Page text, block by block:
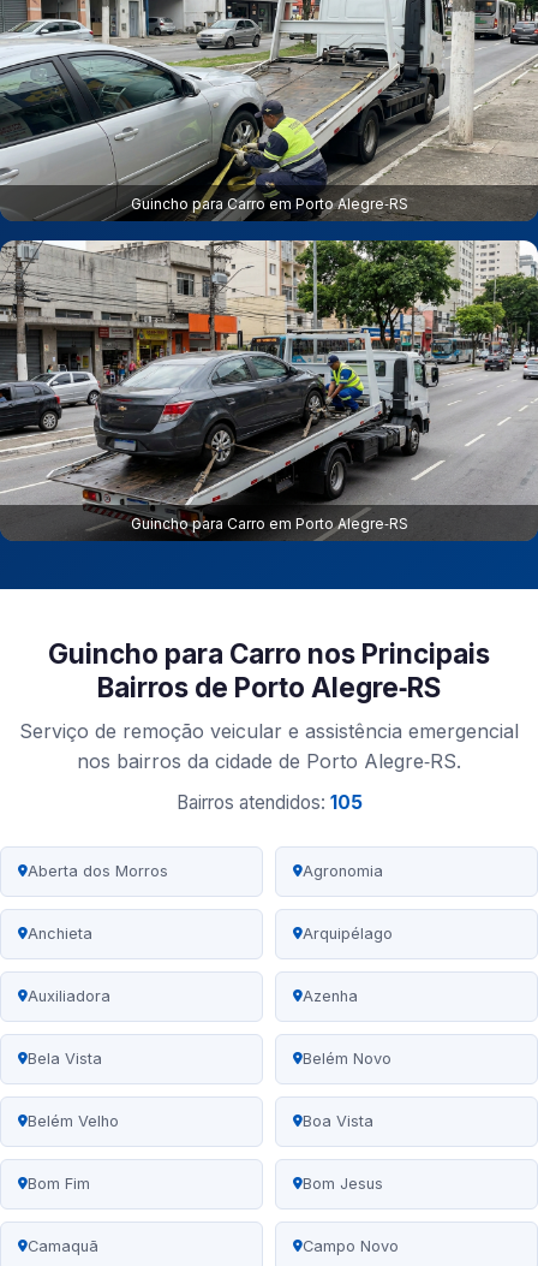
Guincho para Carro em Porto Alegre‑RS
Guincho para Carro em Porto Alegre‑RS
Guincho para Carro nos Principais
Bairros de Porto Alegre‑RS
Serviço de remoção veicular e assistência emergencial
nos bairros da cidade de Porto Alegre‑RS.
Bairros atendidos: 105
Aberta dos Morros Agronomia
Anchieta Arquipélago
Auxiliadora Azenha
Bela Vista Belém Novo
Belém Velho Boa Vista
Bom Fim Bom Jesus
Camaquã Campo Novo